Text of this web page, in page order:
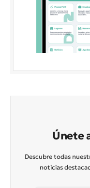
Únete
Descubre todas
noticias